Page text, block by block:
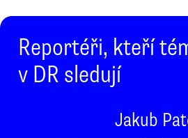
Reportéři, kteří
v DR sledují
Jakub